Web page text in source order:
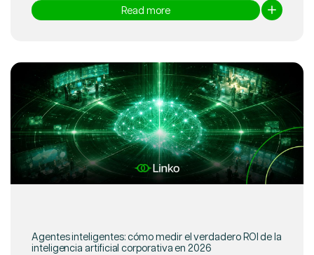
Read more
Agentes inteligentes: cómo medir el verdadero ROI de la
inteligencia artificial corporativa en 2026